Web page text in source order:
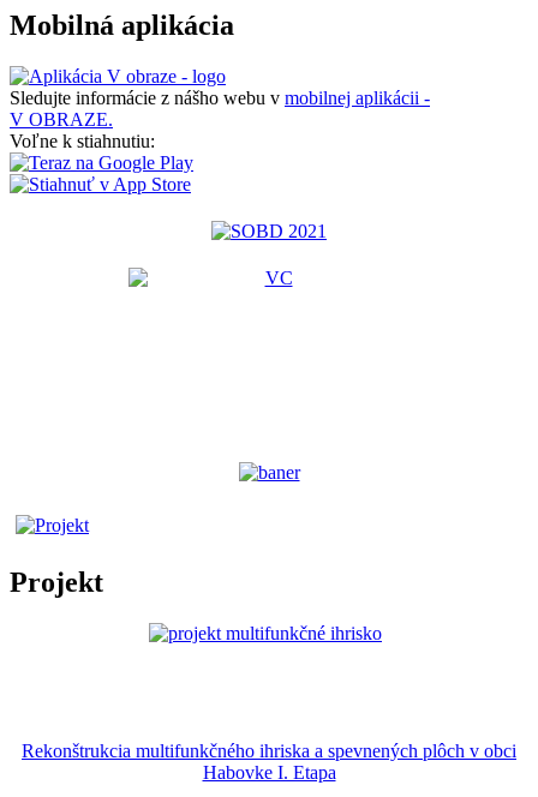
Mobilná aplikácia
Sledujte informácie z nášho webu v mobilnej aplikácii -
V OBRAZE.
Voľne k stiahnutiu:
Projekt
Rekonštrukcia multifunkčného ihriska a spevnených plôch v obci
Habovke I. Etapa